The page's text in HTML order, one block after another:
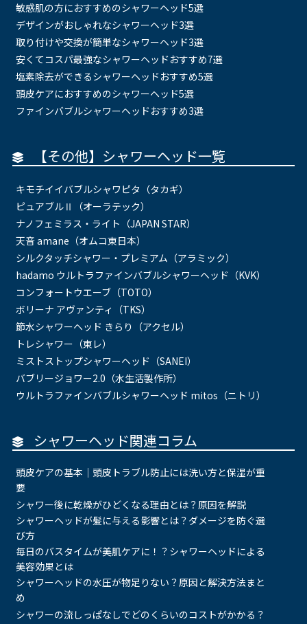
敏感肌の方におすすめのシャワーヘッド5選
デザインがおしゃれなシャワーヘッド3選
取り付けや交換が簡単なシャワーヘッド3選
安くてコスパ最強なシャワーヘッドおすすめ7選
塩素除去ができるシャワーヘッドおすすめ5選
頭皮ケアにおすすめのシャワーヘッド5選
ファインバブルシャワーヘッドおすすめ3選
【その他】シャワーヘッド一覧
キモチイイバブルシャワピタ（タカギ）
ピュアブルⅡ（オーラテック）
ナノフェミラス・ライト（JAPAN STAR）
天音 amane（オムコ東日本）
シルクタッチシャワー・プレミアム（アラミック）
hadamo ウルトラファインバブルシャワーヘッド（KVK）
コンフォートウエーブ（TOTO）
ボリーナ アヴァンティ（TKS）
節水シャワーヘッド きらり（アクセル）
トレシャワー（東レ）
ミストストップシャワーヘッド（SANEI）
バブリージョワー2.0（水生活製作所）
ウルトラファインバブルシャワーヘッド mitos（ニトリ）
シャワーヘッド関連コラム
頭皮ケアの基本｜頭皮トラブル防止には洗い方と保湿が重
要
シャワー後に乾燥がひどくなる理由とは？原因を解説
シャワーヘッドが髪に与える影響とは？ダメージを防ぐ選
び方
毎日のバスタイムが美肌ケアに！？シャワーヘッドによる
美容効果とは
シャワーヘッドの水圧が物足りない？原因と解決方法まと
め
シャワーの流しっぱなしでどのくらいのコストがかかる？